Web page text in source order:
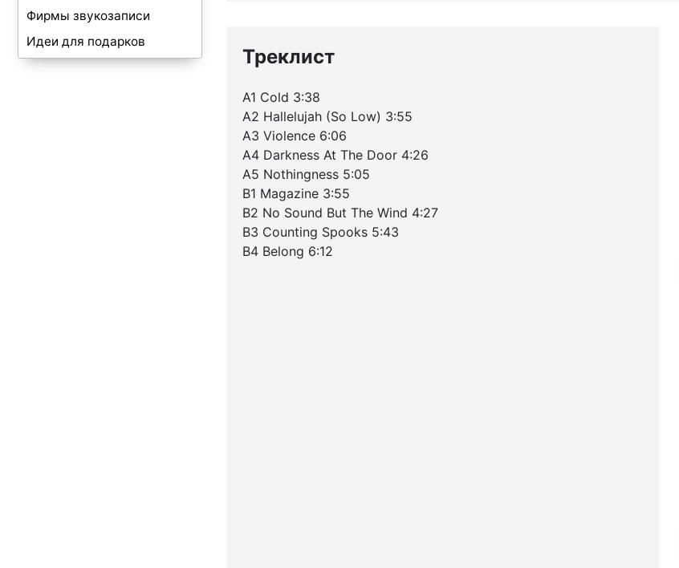
Фирмы звукозаписи
Идеи для подарков
Треклист
A1 Cold 3:38
A2 Hallelujah (So Low) 3:55
A3 Violence 6:06
A4 Darkness At The Door 4:26
A5 Nothingness 5:05
B1 Magazine 3:55
B2 No Sound But The Wind 4:27
B3 Counting Spooks 5:43
B4 Belong 6:12